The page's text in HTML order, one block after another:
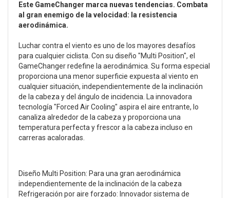
Este GameChanger marca nuevas tendencias. Combata
al gran enemigo de la velocidad: la resistencia
aerodinámica.
Luchar contra el viento es uno de los mayores desafíos
para cualquier ciclista. Con su diseño "Multi Position", el
GameChanger redefine la aerodinámica. Su forma especial
proporciona una menor superficie expuesta al viento en
cualquier situación, independientemente de la inclinación
de la cabeza y del ángulo de incidencia. La innovadora
tecnología "Forced Air Cooling" aspira el aire entrante, lo
canaliza alrededor de la cabeza y proporciona una
temperatura perfecta y frescor a la cabeza incluso en
carreras acaloradas.
Diseño Multi Position: Para una gran aerodinámica
independientemente de la inclinación de la cabeza
Refrigeración por aire forzado: Innovador sistema de